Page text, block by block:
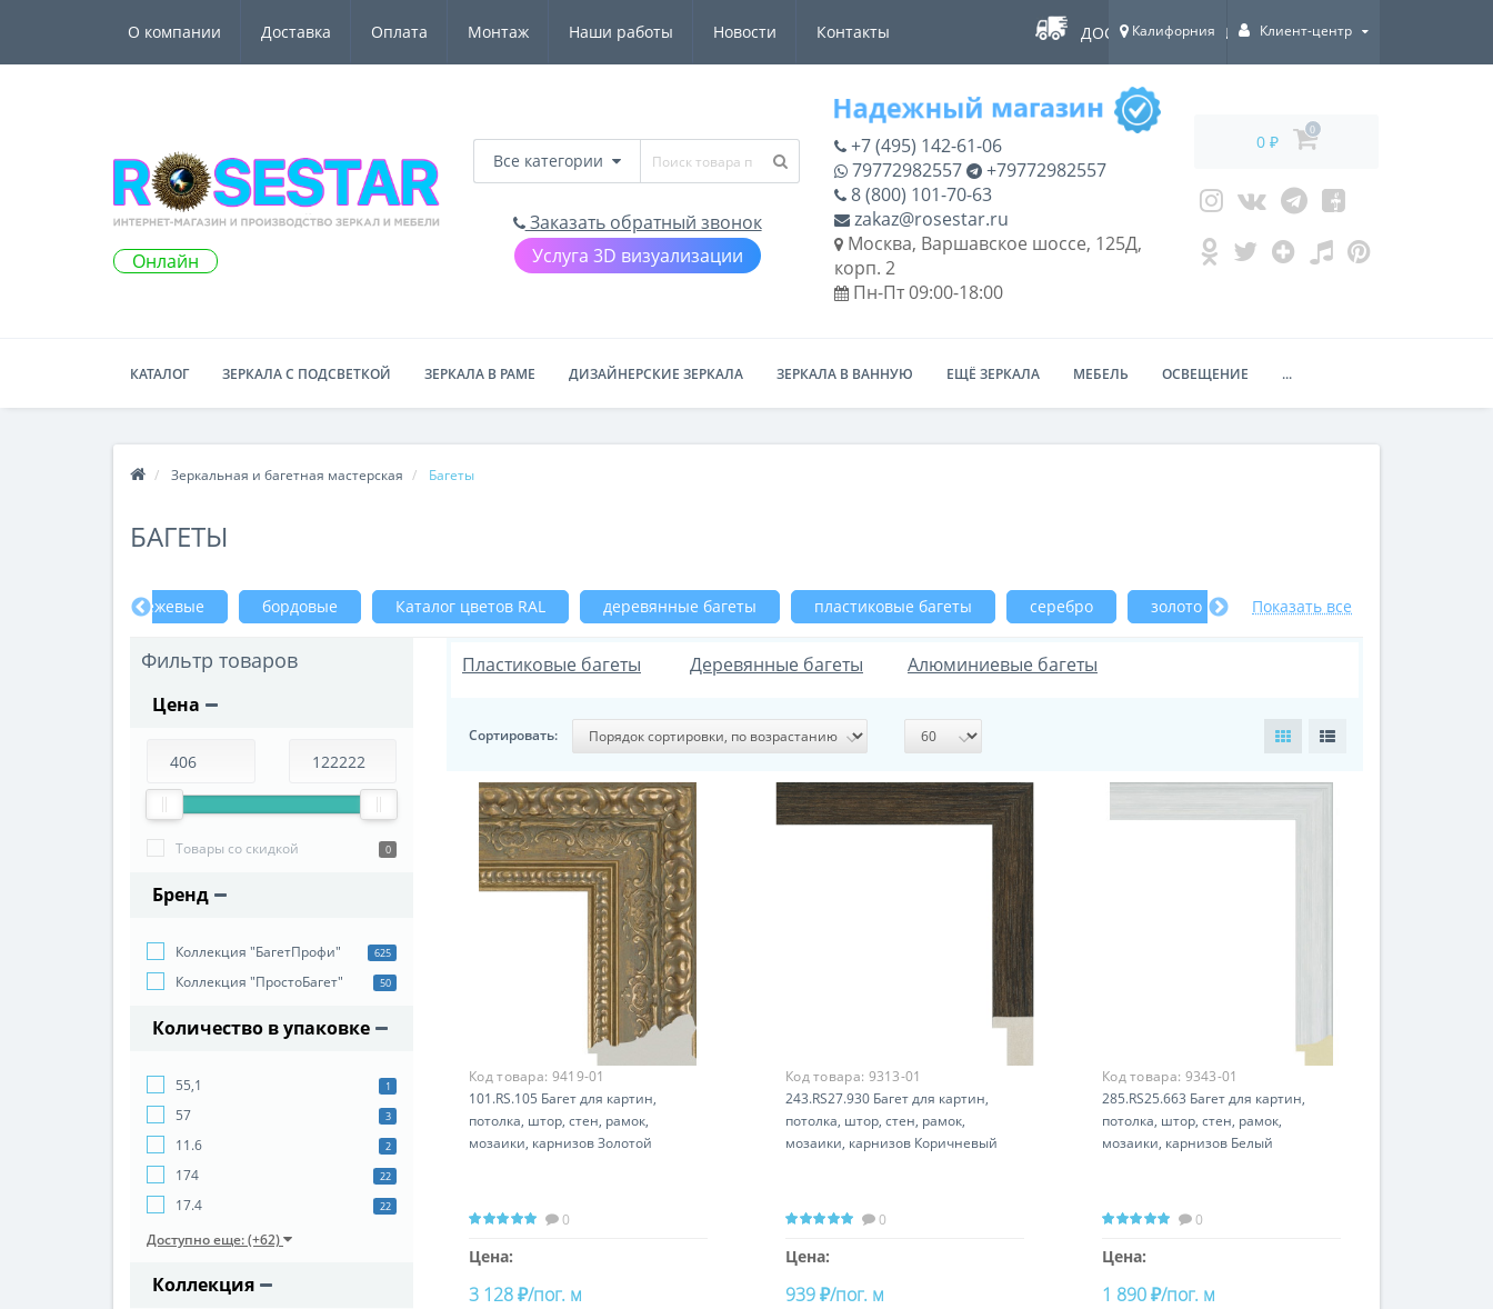
О компании Доставка Оплата Монтаж Наши работы Новости Контакты ДОСТАВКА ПО ВСЕЙ РОССИИ!
Калифорния Клиент-центр
Онлайн
Все категории
Заказать обратный звонок
Услуга 3D визуализации
+7 (495) 142-61-06
79772982557
+79772982557
8 (800) 101-70-63
zakaz@rosestar.ru
Москва, Варшавское шоссе, 125Д,
корп. 2
Пн-Пт 09:00-18:00
0 ₽
0
КАТАЛОГ ЗЕРКАЛА С ПОДСВЕТКОЙ ЗЕРКАЛА В РАМЕ ДИЗАЙНЕРСКИЕ ЗЕРКАЛА ЗЕРКАЛА В ВАННУЮ ЕЩЁ ЗЕРКАЛА МЕБЕЛЬ ОСВЕЩЕНИЕ ...
Зеркальная и багетная мастерская Багеты
БАГЕТЫ
бежевые бордовые Каталог цветов RAL деревянные багеты пластиковые багеты серебро золото коричневые
Показать все
Фильтр товаров
Цена
Товары со скидкой 0
Бренд
Коллекция "БагетПрофи" 625
Коллекция "ПростоБагет" 50
Количество в упаковке
55,1 1
57 3
11.6 2
174 22
17.4 22
Доступно еще: (+62)
Коллекция
Пластиковые багеты Деревянные багеты Алюминиевые багеты
Сортировать:
Код товара: 9419-01
101.RS.105 Багет для картин,
потолка, штор, стен, рамок,
мозаики, карнизов Золотой
0
Цена:
3 128 ₽/пог. м
Код товара: 9313-01
243.RS27.930 Багет для картин,
потолка, штор, стен, рамок,
мозаики, карнизов Коричневый
0
Цена:
939 ₽/пог. м
Код товара: 9343-01
285.RS25.663 Багет для картин,
потолка, штор, стен, рамок,
мозаики, карнизов Белый
0
Цена:
1 890 ₽/пог. м